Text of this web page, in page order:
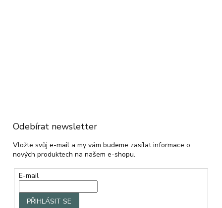
Odebírat newsletter
Vložte svůj e-mail a my vám budeme zasílat informace o
nových produktech na našem e-shopu.
E-mail
PŘIHLÁSIT SE